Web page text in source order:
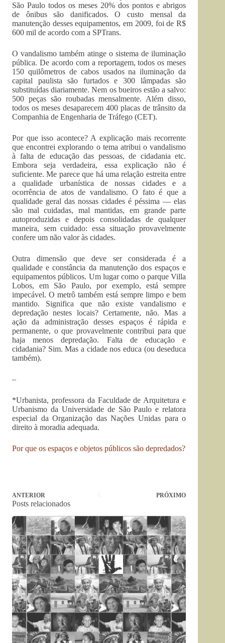
São Paulo todos os meses 20% dos pontos e abrigos
de ônibus são danificados. O custo mensal da
manutenção desses equipamentos, em 2009, foi de R$
600 mil de acordo com a SPTrans.
O vandalismo também atinge o sistema de iluminação
pública. De acordo com a reportagem, todos os meses
150 quilômetros de cabos usados na iluminação da
capital paulista são furtados e 300 lâmpadas são
substituídas diariamente. Nem os bueiros estão a salvo:
500 peças são roubadas mensalmente. Além disso,
todos os meses desaparecem 400 placas de trânsito da
Companhia de Engenharia de Tráfego (CET).
Por que isso acontece? A explicação mais recorrente
que encontrei explorando o tema atribui o vandalismo
à falta de educação das pessoas, de cidadania etc.
Embora seja verdadeira, essa explicação não é
suficiente. Me parece que há uma relação estreita entre
a qualidade urbanística de nossas cidades e a
ocorrência de atos de vandalismo. O fato é que a
qualidade geral das nossas cidades é péssima — elas
são mal cuidadas, mal mantidas, em grande parte
autoproduzidas e depois consolidadas de qualquer
maneira, sem cuidado: essa situação provavelmente
confere um não valor às cidades.
Outra dimensão que deve ser considerada é a
qualidade e constância da manutenção dos espaços e
equipamentos públicos. Um lugar como o parque Villa
Lobos, em São Paulo, por exemplo, está sempre
impecável. O metrô também está sempre limpo e bem
mantido. Significa que não existe vandalismo e
depredação nestes locais? Certamente, não. Mas a
ação da administração desses espaços é rápida e
permanente, o que provavelmente contribui para que
haja menos depredação. Falta de educação e
cidadania? Sim. Mas a cidade nos educa (ou deseduca
também).
–
*Urbanista, professora da Faculdade de Arquitetura e
Urbanismo da Universidade de São Paulo e relatora
especial da Organização das Nações Unidas para o
direito à moradia adequada.
Por que os espaços e objetos públicos são depredados?
ANTERIOR PRÓXIMO
Posts relacionados